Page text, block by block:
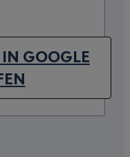
GOOGLE
IN NEW TAB)